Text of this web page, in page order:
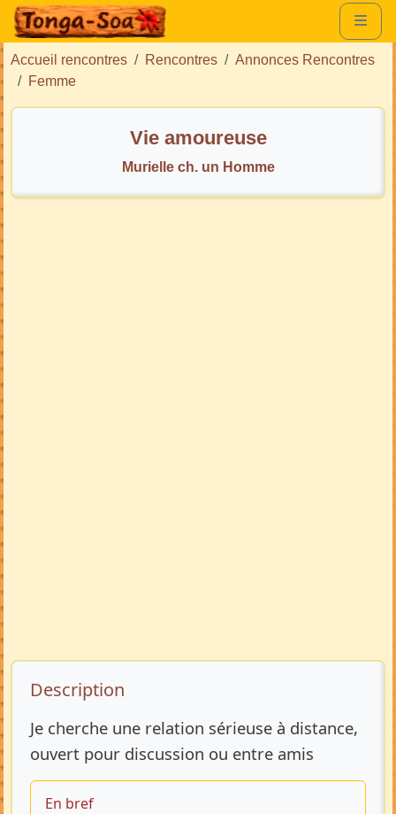
Accueil rencontres Rencontres
Annonces Rencontres
Femme
Vie amoureuse
Murielle ch. un Homme
Description de l’annonce
Description
Je cherche une relation sérieuse à distance,
ouvert pour discussion ou entre amis
En bref